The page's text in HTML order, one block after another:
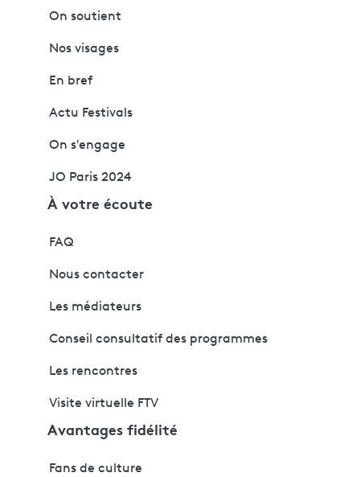
On soutient
Nos visages
En bref
Actu Festivals
On s'engage
JO Paris 2024
À votre écoute
FAQ
Nous contacter
Les médiateurs
Conseil consultatif des programmes
Les rencontres
Visite virtuelle FTV
Avantages fidélité
Fans de culture